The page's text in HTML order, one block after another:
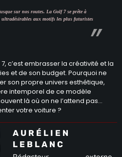
sur nos routes. La Golf 7 se prête à
aux motifs les plus futuristes
c’est embrasser la créativité et la
et de son budget. Pourquoi ne
son propre univers esthétique,
intemporel de ce modèle
là où on ne l’attend pas…
votre voiture ?
AURÉLIEN
LEBLANC